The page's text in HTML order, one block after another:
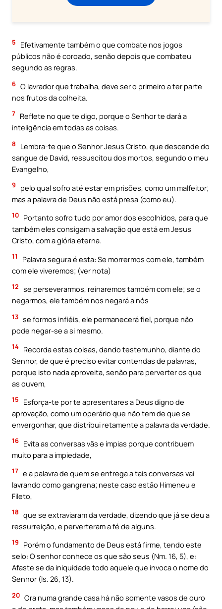
5
Efetivamente também o que combate nos jogos
públicos não é coroado, senão depois que combateu
segundo as regras.
6 O lavrador que trabalha, deve ser o primeiro a ter parte
nos frutos da colheita.
7 Reflete no que te digo, porque o Senhor te dará a
inteligência em todas as coisas.
8
Lembra-te que o Senhor Jesus Cristo, que descende do
sangue de David, ressuscitou dos mortos, segundo o meu
Evangelho,
9
pelo qual sofro até estar em prisões, como um malfeitor;
mas a palavra de Deus não está presa (como eu).
10 Portanto sofro tudo por amor dos escolhidos, para que
também eles consigam a salvação que está em Jesus
Cristo, com a glória eterna.
11
Palavra segura é esta: Se morrermos com ele, também
com ele viveremos; (ver nota)
12 se perseverarmos, reinaremos também com ele; se o
negarmos, ele também nos negará a nós
13 se formos infiéis, ele permanecerá fiel, porque não
pode negar-se a si mesmo.
14 Recorda estas coisas, dando testemunho, diante do
Senhor, de que é preciso evitar contendas de palavras,
porque isto nada aproveita, senão para perverter os que
as ouvem,
15
Esforça-te por te apresentares a Deus digno de
aprovação, como um operário que não tem de que se
envergonhar, que distribui retamente a palavra da verdade.
16 Evita as conversas vãs e ímpias porque contribuem
muito para a impiedade,
17 e a palavra de quem se entrega a tais conversas vai
lavrando como gangrena; neste caso estão Himeneu e
Fileto,
18 que se extraviaram da verdade, dizendo que já se deu a
ressurreição, e perverteram a fé de alguns.
19
Porém o fundamento de Deus está firme, tendo este
selo: O senhor conhece os que são seus (Nm. 16, 5), e:
Afaste se da iniquidade todo aquele que invoca o nome do
Senhor (Is. 26, 13).
20 Ora numa grande casa há não somente vasos de ouro